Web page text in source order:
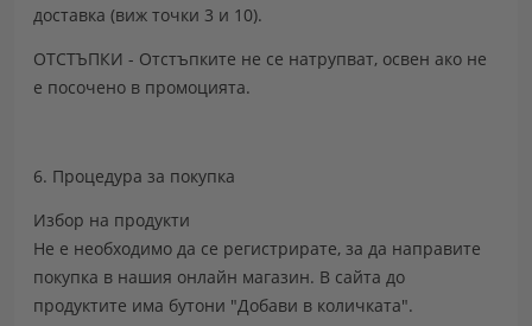
доставка (виж точки 3 и 10).
ОТСТЪПКИ - Отстъпките не се натрупват, освен ако не
е посочено в промоцията.
6. Процедура за покупка
Избор на продукти
Не е необходимо да се регистрирате, за да направите
покупка в нашия онлайн магазин. В сайта до
продуктите има бутони "Добави в количката".